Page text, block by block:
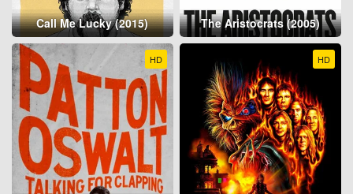
Call Me Lucky (2015) The Aristocrats (2005)
HD HD